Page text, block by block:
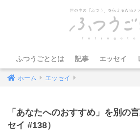
ふつうごととは 記事 エッセイ
ホーム エッセイ
「あなたへのおすすめ」を別の
セイ #138）